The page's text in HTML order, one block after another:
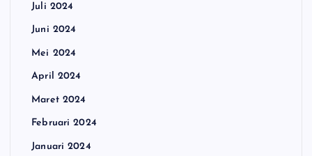
Juli 2024
Juni 2024
Mei 2024
April 2024
Maret 2024
Februari 2024
Januari 2024